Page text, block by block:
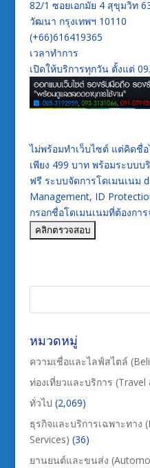
82/1 ซอยเอกมัย 4 สุขุมวิท
วัฒนา กรุงเทพฯ 10110
(+66)616419365
เวลาทำการ
เปิดให้บริการทุกวัน ตั้งแต่
ไม่พร้อมทำเว็บไซต์ แต่คิดชื่
เพียง 499 บาท พร้อมระบบ
ฟรี ระบบจัดการโดเมนเนม
Management, ID
กรอกชื่อโดเมนเนมที่ต้องการ
หมวดหมู่
ความเชื่อและไลฟ์สไตล์
ท่องเที่ยวและบริการ
ทั่วไป (2,069)
ธุรกิจและบริการเฉพาะทาง
Services) (36)
ยานยนต์และขนส่ง